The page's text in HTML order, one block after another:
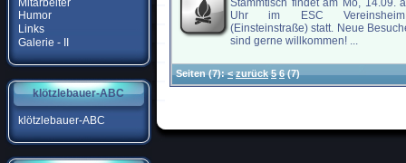
Humor
Links
Galerie - II
klötzlebauer-ABC
klötzlebauer-ABC
Stammtisch findet am Mo, 14.09.
Uhr im ESC
(Einsteinstraße) statt. Neue
sind gerne willkommen! ...
Seiten(7):< zurück 5 6 (7)